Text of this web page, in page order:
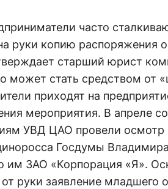
часто
руки копию распоряжения
старший юрист
может стать средством от
приходят на
мероприятия. В апреле
УВД ЦАО провели
Госдумы
им ЗАО «Корпорация «Я».
от руки заявление младшего